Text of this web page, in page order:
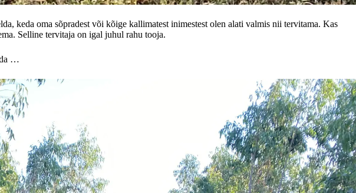
keda oma sõpradest või kõige kallimatest inimestest olen alati valmis nii tervitama. Kas
Selline tervitaja on igal juhul rahu tooja.
…